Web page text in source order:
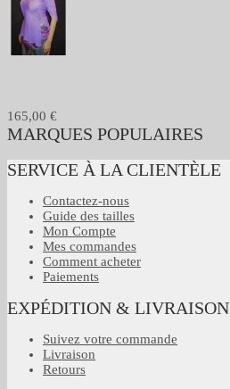
165,00 €
MARQUES POPULAIRES
SERVICE À LA CLIENTÈLE
Contactez-nous
Guide des tailles
Mon Compte
Mes commandes
Comment acheter
Paiements
EXPÉDITION & LIVRAISON
Suivez votre commande
Livraison
Retours